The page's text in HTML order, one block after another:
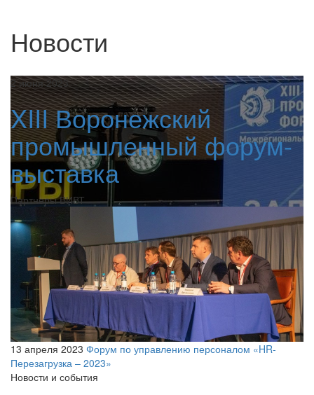
Новости
2 июня 2023
XIII Воронежский
промышленный форум-
выставка
Партнеры ВИВТ
13 апреля 2023 Форум по управлению персоналом «HR-
Перезагрузка – 2023»
Новости и события